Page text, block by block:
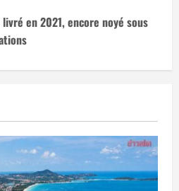
en 2021, encore noyé sous